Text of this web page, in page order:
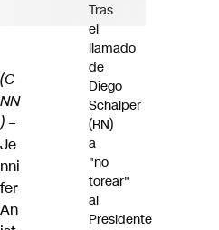
(C
NN
) –
Je
nni
fer
An
Tras
el
llamado
de
Diego
Schalper
(RN)
a
"no
torear"
al
Presidente